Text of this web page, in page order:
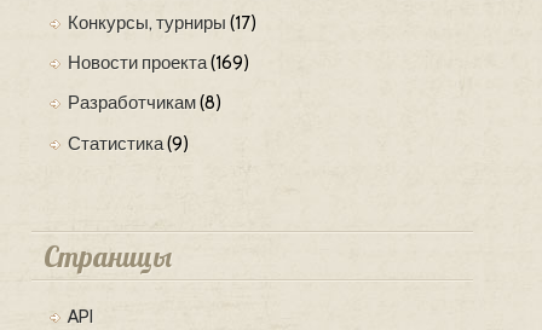
Конкурсы, турниры (17)
Новости проекта(169)
Разработчикам(8)
Статистика(9)
Страницы
API